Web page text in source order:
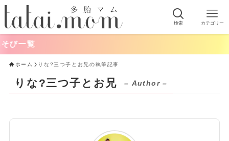
検索 カテゴリー
一覧
ホーム りな?️三つ子とお兄の執筆記事
りな?️三つ子とお兄 – Author –